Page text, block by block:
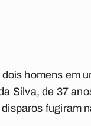
homens em
Silva, de 37
fugiram